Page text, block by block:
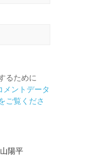
るために
メントデータ
ご覧くださ
陽平